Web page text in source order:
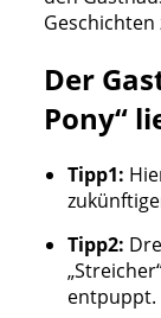
Geschichten
Der
Pony“
Tipp1:
Tipp2:
entpuppt.